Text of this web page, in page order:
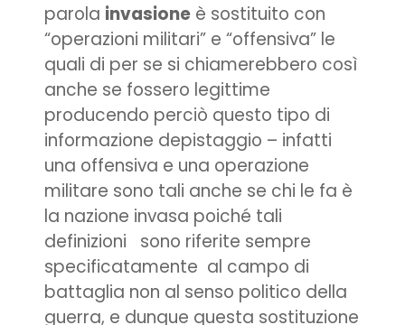
parola invasioneè sostituito con
“operazioni militari” e “offensiva” le
quali di per se si chiamerebbero così
anche se fossero legittime
producendo perciò questo tipo di
informazione depistaggio – infatti
una offensiva e una operazione
militare sono tali anche se chi le fa è
la nazione invasa poiché tali
definizioni sono riferite sempre
specificatamente al campo di
battaglia non al senso politico della
guerra, e dunque questa sostituzione